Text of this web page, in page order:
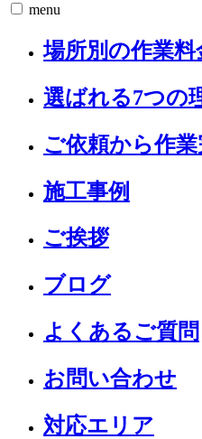
menu
場所別の作業料
選ばれる7つの
ご依頼から作
施工事例
ご挨拶
ブログ
よくあるご質問
お問い合わせ
対応エリア